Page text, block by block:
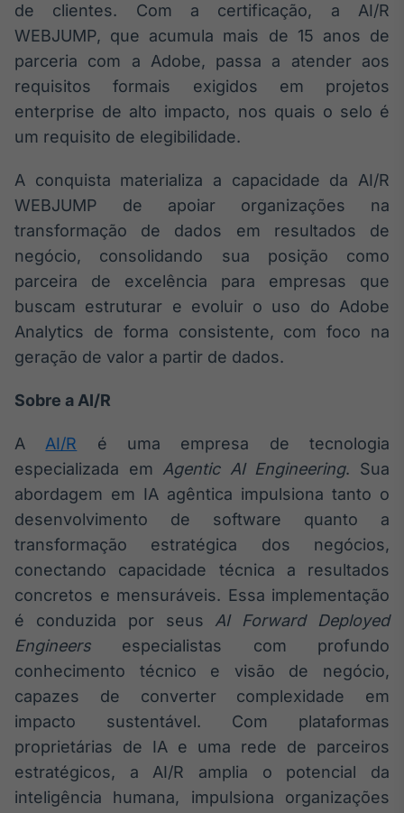
Broadcast
Curadoria
Curadoria de
conteúdos
noticiosos
Soluções de
Tecnologia
Radar
Monitoramento
notícias e
conteúdos
Broadcast
Fundos
A melhor
plataforma para
Em breve
BroadFast
Em breve
Gestão de
Investimentos
Em breve
de clientes. Com a certificação, a AI/R
WEBJUMP, que acumula mais de 15 anos de
parceria com a Adobe, passa a atender aos
requisitos formais exigidos em projetos
enterprise de alto impacto, nos quais o selo é
um requisito de elegibilidade.
A conquista materializa a capacidade da AI/R
WEBJUMP de apoiar organizações na
transformação de dados em resultados de
negócio, consolidando sua posição como
parceira de excelência para empresas que
buscam estruturar e evoluir o uso do Adobe
Analytics de forma consistente, com foco na
geração de valor a partir de dados.
Sobre a AI/R
A AI/R é uma empresa de tecnologia
especializada em Agentic AI Engineering. Sua
abordagem em IA agêntica impulsiona tanto o
desenvolvimento de software quanto a
transformação estratégica dos negócios,
conectando capacidade técnica a resultados
concretos e mensuráveis. Essa implementação
é conduzida por seus AI Forward Deployed
Engineers especialistas com profundo
conhecimento técnico e visão de negócio,
capazes de converter complexidade em
impacto sustentável. Com plataformas
proprietárias de IA e uma rede de parceiros
estratégicos, a AI/R amplia o potencial da
inteligência humana, impulsiona organizações